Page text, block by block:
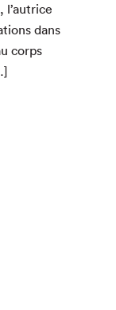
l’autrice
dans
corps